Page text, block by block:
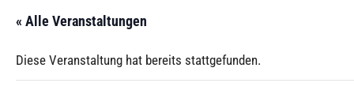
« Alle Veranstaltungen
Diese Veranstaltung hat bereits stattgefunden.